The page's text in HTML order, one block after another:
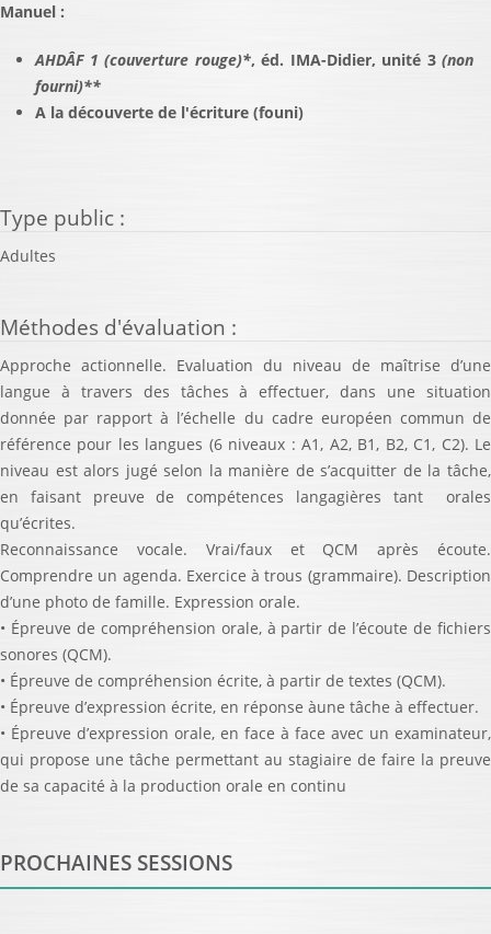
Manuel :
AHDÂF 1 (couverture rouge)*, éd. IMA-Didier, unité 3 (non
fourni)**
A la découverte de l'écriture (founi)
Type public :
Adultes
Méthodes d'évaluation :
Approche actionnelle. Evaluation du niveau de maîtrise d’une
langue à travers des tâches à effectuer, dans une situation
donnée par rapport à l’échelle du cadre européen commun de
référence pour les langues (6 niveaux : A1, A2, B1, B2, C1, C2). Le
niveau est alors jugé selon la manière de s’acquitter de la tâche,
en faisant preuve de compétences langagières tant orales
qu’écrites.
Reconnaissance vocale. Vrai/faux et QCM après écoute.
Comprendre un agenda. Exercice à trous (grammaire). Description
d’une photo de famille. Expression orale.
• Épreuve de compréhension orale, à partir de l’écoute de fichiers
sonores (QCM).
• Épreuve de compréhension écrite, à partir de textes (QCM).
• Épreuve d’expression écrite, en réponse àune tâche à effectuer.
• Épreuve d’expression orale, en face à face avec un examinateur,
qui propose une tâche permettant au stagiaire de faire la preuve
de sa capacité à la production orale en continu
PROCHAINES SESSIONS